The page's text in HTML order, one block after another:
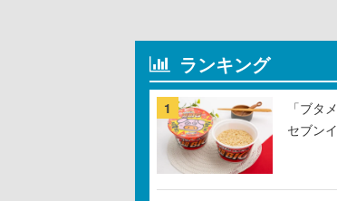
ランキング
1
「ブタ
セブン